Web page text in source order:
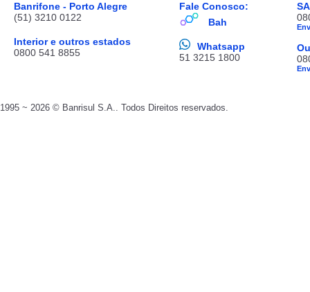
Banrifone - Porto Alegre
(51) 3210 0122
Interior e outros estados
0800 541 8855
Fale Conosco:
Bah
Whatsapp
51 3215 1800
1995 ~ 2026 © Banrisul S.A.. Todos Direitos reservados.